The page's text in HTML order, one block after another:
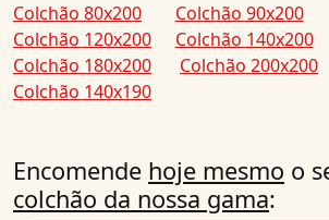
Colchão 80x200 Colchão 90x200
Colchão 120x200
Colchão 140x200
Colchão 180x200
Colchão 200x200
Colchão 140x190
Encomende hoje mesmo o
colchão da nossa gama: